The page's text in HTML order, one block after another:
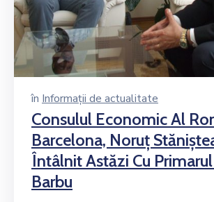
în Informații de actualitate
Consulul Economic Al
Barcelona, Noruț
Întâlnit Astăzi Cu
Barbu